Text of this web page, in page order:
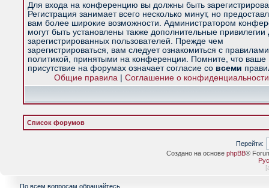
Для входа на конференцию вы должны быть
Регистрация занимает всего несколько минут, но
вам более широкие возможности. Администратором
могут быть установлены также дополнительные привилегии
зарегистрированных пользователей. Прежде чем
зарегистрироваться, вам следует ознакомиться с
политикой, принятыми на конференции. Помните, что ваше
присутствие на форумах означает согласие со всеми
Общие правила| Соглашение о конфиденциальности
Список форумов
Перейти:
Создано на основе phpBB®
[
По всем вопросам обращайтесь